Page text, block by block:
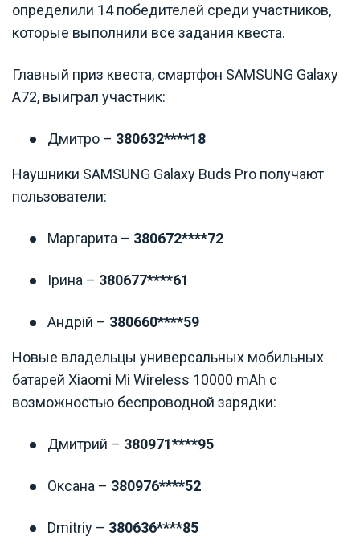
определили 14 победителей среди участников,
которые выполнили все задания квеста.
Главный приз квеста, смартфон SAMSUNG Galaxy
A72, выиграл участник:
Дмитро – 380632****18
Наушники SAMSUNG Galaxy Buds Pro получают
пользователи:
Маргарита – 380672****72
Ірина – 380677****61
Андрій – 380660****59
Новые владельцы универсальных мобильных
батарей Xiaomi Mi Wireless 10000 mAh с
возможностью беспроводной зарядки:
Дмитрий – 380971****95
Оксана – 380976****52
Dmitriy – 380636****85